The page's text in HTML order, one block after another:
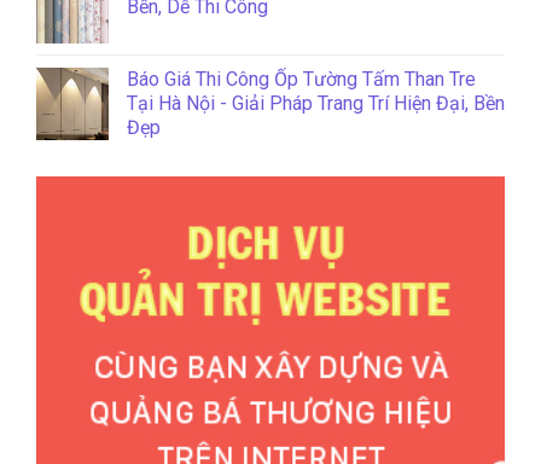
Bền, Dễ Thi Công
Báo Giá Thi Công Ốp Tường Tấm Than Tre
Tại Hà Nội - Giải Pháp Trang Trí Hiện Đại, Bền
Đẹp